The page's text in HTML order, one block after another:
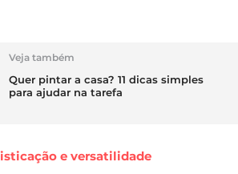
Veja também
Quer pintar a casa? 11 dicas simples
para ajudar na tarefa
e versatilidade